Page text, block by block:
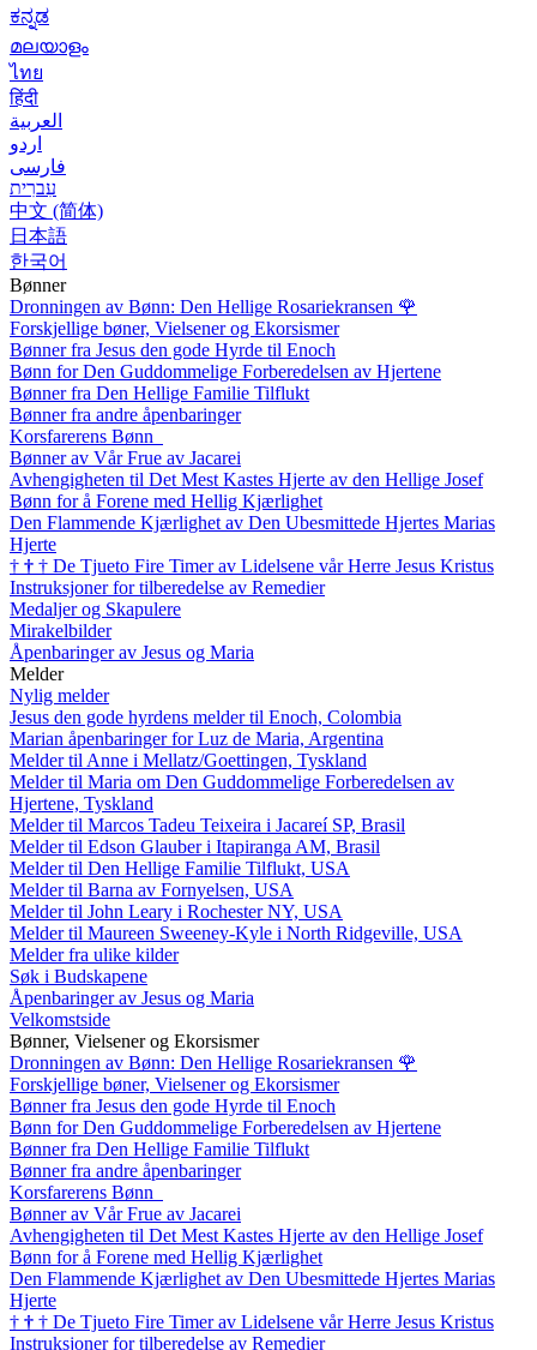
ಕನ್ನಡ
മലയാളം
ไทย
हिंदी
العربية
اردو
فارسی
עִברִית
中文 (简体)
日本語
한국어
Bønner
Dronningen av Bønn: Den Hellige Rosariekransen 🌹
Forskjellige bøner, Vielsener og Ekorsismer
Bønner fra Jesus den gode Hyrde til Enoch
Bønn for Den Guddommelige Forberedelsen av Hjertene
Bønner fra Den Hellige Familie Tilflukt
Bønner fra andre åpenbaringer
Korsfarerens Bønn
Bønner av Vår Frue av Jacarei
Avhengigheten til Det Mest Kastes Hjerte av den Hellige Josef
Bønn for å Forene med Hellig Kjærlighet
Den Flammende Kjærlighet av Den Ubesmittede Hjertes Marias
Hjerte
† † † De Tjueto Fire Timer av Lidelsene vår Herre Jesus Kristus
Instruksjoner for tilberedelse av Remedier
Medaljer og Skapulere
Mirakelbilder
Åpenbaringer av Jesus og Maria
Melder
Nylig melder
Jesus den gode hyrdens melder til Enoch, Colombia
Marian åpenbaringer for Luz de Maria, Argentina
Melder til Anne i Mellatz/Goettingen, Tyskland
Melder til Maria om Den Guddommelige Forberedelsen av
Hjertene, Tyskland
Melder til Marcos Tadeu Teixeira i Jacareí SP, Brasil
Melder til Edson Glauber i Itapiranga AM, Brasil
Melder til Den Hellige Familie Tilflukt, USA
Melder til Barna av Fornyelsen, USA
Melder til John Leary i Rochester NY, USA
Melder til Maureen Sweeney-Kyle i North Ridgeville, USA
Melder fra ulike kilder
Søk i Budskapene
Åpenbaringer av Jesus og Maria
Velkomstside
Bønner, Vielsener og Ekorsismer
Dronningen av Bønn: Den Hellige Rosariekransen 🌹
Forskjellige bøner, Vielsener og Ekorsismer
Bønner fra Jesus den gode Hyrde til Enoch
Bønn for Den Guddommelige Forberedelsen av Hjertene
Bønner fra Den Hellige Familie Tilflukt
Bønner fra andre åpenbaringer
Korsfarerens Bønn
Bønner av Vår Frue av Jacarei
Avhengigheten til Det Mest Kastes Hjerte av den Hellige Josef
Bønn for å Forene med Hellig Kjærlighet
Den Flammende Kjærlighet av Den Ubesmittede Hjertes Marias
Hjerte
† † † De Tjueto Fire Timer av Lidelsene vår Herre Jesus Kristus
Instruksjoner for tilberedelse av Remedier